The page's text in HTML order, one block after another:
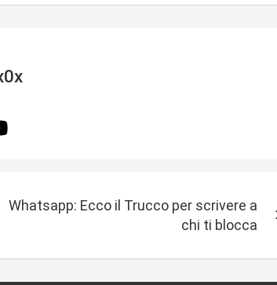
Whatsapp: Ecco il Trucco per scrivere a
chi ti blocca